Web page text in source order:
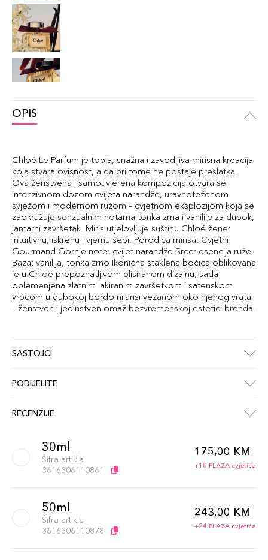
OPIS
Chloé Le Parfum je topla, snažna i zavodljiva mirisna kreacija
koja stvara ovisnost, a da pri tome ne postaje preslatka.
Ova ženstvena i samouvjerena kompozicija otvara se
intenzivnom dozom cvijeta narandže, uravnoteženom
svježom i modernom ružom – cvjetnom eksplozijom koja se
zaokružuje senzualnim notama tonka zrna i vanilije za dubok,
jantarni završetak. Miris utjelovljuje suštinu Chloé žene:
intuitivnu, iskrenu i vjernu sebi. Porodica mirisa: Cvjetni
Gourmand Gornje note: cvijet narandže Srce: esencija ruže
Baza: vanilija, tonka zrno Ikonična staklena bočica oblikovana
je u Chloé prepoznatljivom plisiranom dizajnu, sada
oplemenjena zlatnim lakiranim završetkom i satenskom
vrpcom u dubokoj bordo nijansi vezanom oko njenog vrata
– ženstven i jedinstven omaž bezvremenskoj estetici brenda.
SASTOJCI
PODIJELITE
RECENZIJE
30ml
Šifra artikla
3616306110861
175,00 KM
+18 PLAZA cvjetića
50ml
Šifra artikla
3616306110878
243,00 KM
+24 PLAZA cvjetića